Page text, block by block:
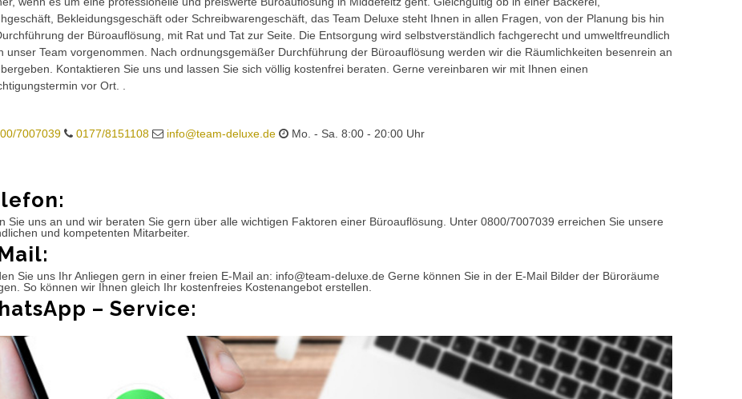
Bekleidungsgeschäft oder Schreibwarengeschäft, das Team Deluxe steht Ihnen in allen Fragen, von der Planung bis hin
der Büroauflösung, mit Rat und Tat zur Seite. Die Entsorgung wird selbstverständlich fachgerecht und umweltfreundlich
unser Team vorgenommen. Nach ordnungsgemäßer Durchführung der Büroauflösung werden wir die Räumlichkeiten besenrein an
Kontaktieren Sie uns und lassen Sie sich völlig kostenfrei beraten. Gerne vereinbaren wir mit Ihnen einen
vor Ort. .
7007039 0177/8151108 info@team-deluxe.de Mo. - Sa. 8:00 - 20:00 Uhr
Sie uns an und wir beraten Sie gern über alle wichtigen Faktoren einer Büroauflösung. Unter 0800/7007039 erreichen Sie unsere
und kompetenten Mitarbeiter.
Sie uns Ihr Anliegen gern in einer freien E-Mail an: info@team-deluxe.de Gerne können Sie in der E-Mail Bilder der Büroräume
So können wir Ihnen gleich Ihr kostenfreies Kostenangebot erstellen.
– Service: